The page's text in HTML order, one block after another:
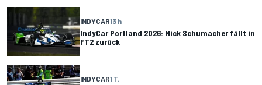
INDYCAR13 h
IndyCar Portland 2026: Mick Schumacher fällt in
FT2 zurück
INDYCAR1 T.